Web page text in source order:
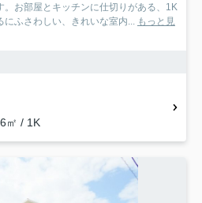
。お部屋とキッチンに仕切りがある、1K
ふさわしい、きれいな室内...
もっと見
㎡ / 1K